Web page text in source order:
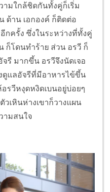
ามใกล้ชิดกันทั้งคู่ก็เริ่ม
ด้าน เอกองค์ ก็ติดต่อ
ครั้ง ซึ่งในระหว่างที่ทั้งคู่
ก็โดนทำร้าย ส่วน อรวี ก็
จรี มากขึ้น อรวีจึงนัดเจอ
ดูแลอัจรีที่มีอาหารไข้ขึ้น
รวีหงุดหงิดเบนอยู่บ่อยๆ
เหินห่างเขาก็วางแผน
ามสนใจ